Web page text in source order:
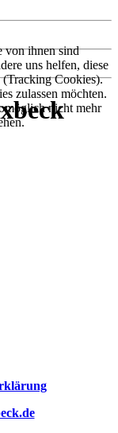
von ihnen sind
uns helfen, diese
(Tracking Cookies).
zulassen möchten.
nicht mehr